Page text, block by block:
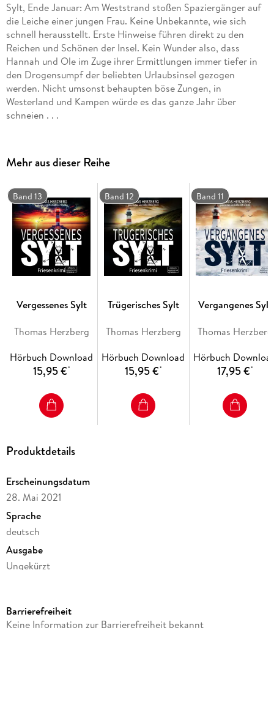
Sylt, Ende Januar: Am Weststrand stoßen Spaziergänger auf
die Leiche einer jungen Frau. Keine Unbekannte, wie sich
schnell herausstellt. Erste Hinweise führen direkt zu den
Reichen und Schönen der Insel. Kein Wunder also, dass
Hannah und Ole im Zuge ihrer Ermittlungen immer tiefer in
den Drogensumpf der beliebten Urlaubsinsel gezogen
werden. Nicht umsonst behaupten böse Zungen, in
Westerland und Kampen würde es das ganze Jahr über
schneien . . .
Mehr aus dieser Reihe
Band 13
Vergessenes Sylt
Thomas Herzberg
Hörbuch Download
15,95 €*
Band 12
Trügerisches Sylt
Thomas Herzberg
Hörbuch Download
15,95 €*
Band 11
Vergangenes Sylt
Thomas Herzberg
Hörbuch
17,95 €*
Produktdetails
Erscheinungsdatum
28. Mai 2021
Sprache
deutsch
Ausgabe
Ungekürzt
Laufzeit
Barrierefreiheit
Keine Information zur Barrierefreiheit bekannt